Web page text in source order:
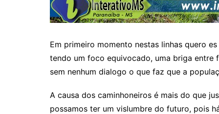
Em primeiro momento nestas linhas quero
tendo um foco equivocado, uma briga entre
sem nenhum dialogo o que faz que a
A causa dos caminhoneiros é mais do que
possamos ter um vislumbre do futuro, pois